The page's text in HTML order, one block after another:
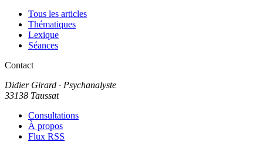
Tous les articles
Thématiques
Lexique
Séances
Contact
Didier Girard · Psychanalyste
33138 Taussat
Consultations
À propos
Flux RSS